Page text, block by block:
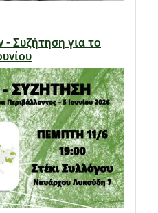
- Συζήτηση για το